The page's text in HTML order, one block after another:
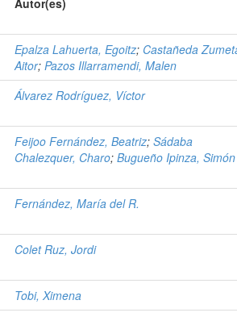
Autor(es)
Epalza Lahuerta, Egoitz; Castañeda
Aitor;Pazos Illarramendi, Malen
Álvarez Rodríguez, Víctor
Feijoo Fernández, Beatriz;Sádaba
Chalezquer, Charo;Bugueño Ipinza, Simón
Fernández, María del R.
Colet Ruz, Jordi
Tobi, Ximena